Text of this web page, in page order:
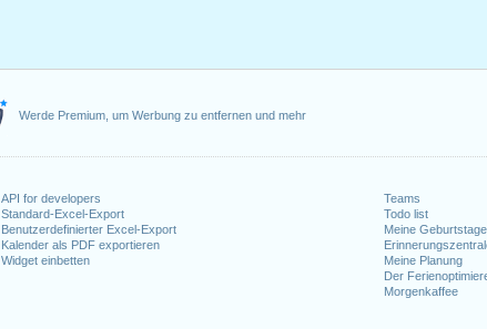
Werde Premium, um Werbung zu entfernen und mehr
API for developers
Standard-Excel-Export
Benutzerdefinierter Excel-Export
Kalender als PDF exportieren
Widget einbetten
Teams
Todo list
Meine Geburtstage
Meine Planung
Der
Morgenkaffee